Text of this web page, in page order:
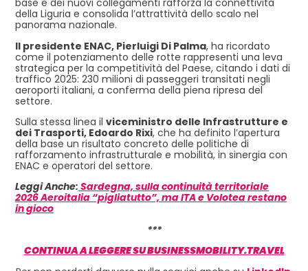
base e dei nuovi collegamenti rafforza la connettività
della Liguria e consolida l’attrattività dello scalo nel
panorama nazionale.
Il presidente ENAC, Pierluigi Di Palma, ha ricordato
come il potenziamento delle rotte rappresenti una leva
strategica per la competitività del Paese, citando i dati di
traffico 2025: 230 milioni di passeggeri transitati negli
aeroporti italiani, a conferma della piena ripresa del
settore.
Sulla stessa linea il viceministro delle Infrastrutture e
dei Trasporti, Edoardo Rixi, che ha definito l’apertura
della base un risultato concreto delle politiche di
rafforzamento infrastrutturale e mobilità, in sinergia con
ENAC e operatori del settore.
Leggi Anche: Sardegna, sulla continuità territoriale
2026 Aeroitalia “pigliatutto”, ma ITA e Volotea restano
in gioco
***
CONTINUA A LEGGERE SU BUSINESSMOBILITY.TRAVEL